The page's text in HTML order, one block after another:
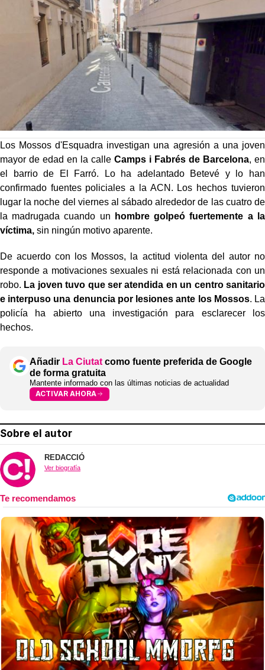
Los Mossos d'Esquadra investigan una agresión a una joven
mayor de edad en la calle Camps i Fabrés de Barcelona, en
el barrio de El Farró. Lo ha adelantado Betevé y lo han
confirmado fuentes policiales a la ACN. Los hechos tuvieron
lugar la noche del viernes al sábado alrededor de las cuatro de
la madrugada cuando un
hombre golpeó fuertemente a la
víctima, sin ningún motivo aparente.
De acuerdo con los Mossos, la actitud violenta del autor no
responde a motivaciones sexuales ni está relacionada con un
robo. La joven tuvo que ser atendida en un centro sanitario
e interpuso una denuncia por lesiones ante los Mossos. La
policía ha abierto una investigación para esclarecer los
hechos.
Añadir La Ciutat como fuente preferida de Google
de forma gratuita
Mantente informado con las últimas noticias de actualidad
ACTIVAR AHORA
Sobre el autor
REDACCIÓ
Ver biografía